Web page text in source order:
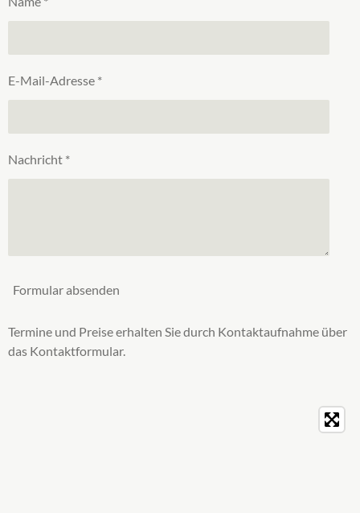
E-Mail-Adresse *
Nachricht *
Formular absenden
Termine und Preise erhalten Sie durch Kontaktaufnahme über
das Kontaktformular.